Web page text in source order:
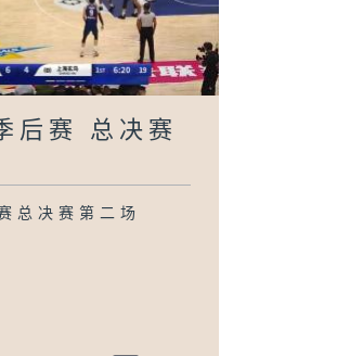
后赛 总决赛
总决赛第二场